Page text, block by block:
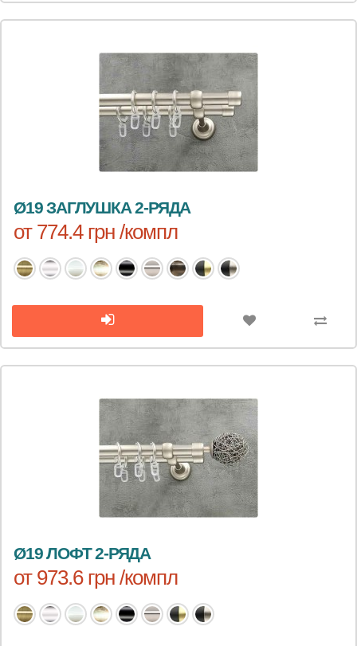
Ø19 ЗАГЛУШКА 2-РЯДА
от 774.4 грн /компл
Ø19 ЛОФТ 2-РЯДА
от 973.6 грн /компл